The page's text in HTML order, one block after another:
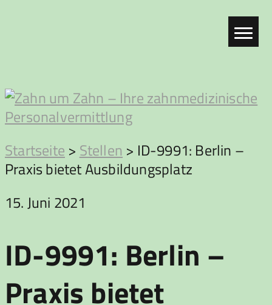
Zahn
um
Zahn
Startseite > Stellen > ID-9991: Berlin –
Praxis bietet Ausbildungsplatz
15. Juni 2021
ID-9991: Berlin –
Praxis bietet